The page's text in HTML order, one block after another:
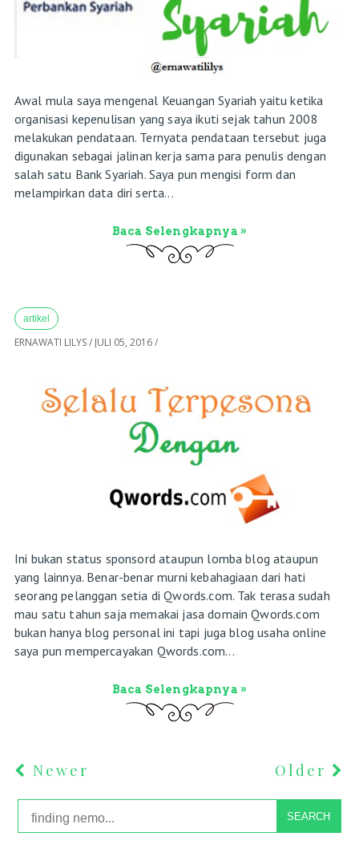
Awal mula saya mengenal Keuangan Syariah yaitu ketika
organisasi kepenulisan yang saya ikuti sejak tahun 2008
melakukan pendataan. Ternyata pendataan tersebut juga
digunakan sebagai jalinan kerja sama para penulis dengan
salah satu Bank Syariah. Saya pun mengisi form dan
melampirkan data diri serta...
Baca Selengkapnya »
artikel
ERNAWATI LILYS/ JULI 05, 2016/
Ini bukan status sponsord ataupun lomba blog ataupun
yang lainnya. Benar-benar murni kebahagiaan dari hati
seorang pelanggan setia di Qwords.com. Tak terasa sudah
mau satu tahun saja memakai jasa domain Qwords.com
bukan hanya blog personal ini tapi juga blog usaha online
saya pun mempercayakan Qwords.com...
Baca Selengkapnya »
Newer Older
SEARCH